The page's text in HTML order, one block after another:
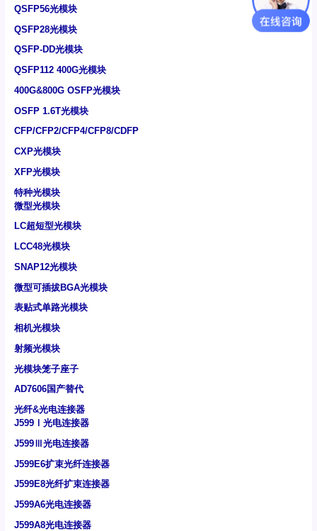
QSFP56光模块
QSFP28光模块
QSFP-DD光模块
QSFP112 400G光模块
400G&800G OSFP光模块
OSFP 1.6T光模块
CFP/CFP2/CFP4/CFP8/CDFP
CXP光模块
XFP光模块
特种光模块
微型光模块
LC超短型光模块
LCC48光模块
SNAP12光模块
微型可插拔BGA光模块
表贴式单路光模块
相机光模块
射频光模块
光模块笼子座子
AD7606国产替代
光纤&光电连接器
J599Ⅰ光电连接器
J599Ⅲ光电连接器
J599E6扩束光纤连接器
J599E8光纤扩束连接器
J599A6光电连接器
J599A8光电连接器